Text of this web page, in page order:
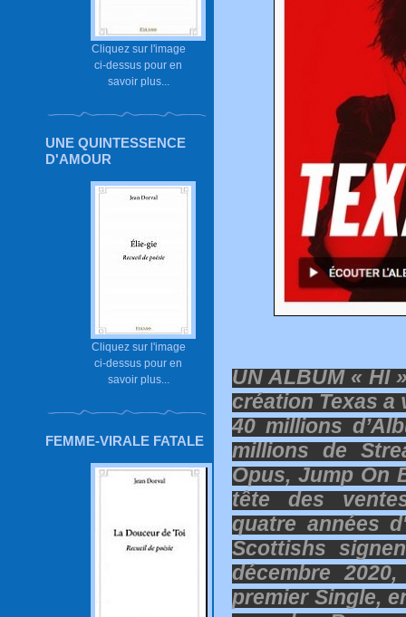
Cliquez sur l'image
ci-dessus pour en
savoir plus...
UNE QUINTESSENCE
D'AMOUR
Cliquez sur l'image
ci-dessus pour en
savoir plus...
FEMME-VIRALE FATALE
UN ALBUM « HI
création Texas a
40 millions
millions de
Opus, Jump On
tête des
quatre années
Scottishs
décembre
premier Single,